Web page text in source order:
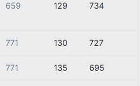
659 129 734
771 130 727
771 135 695